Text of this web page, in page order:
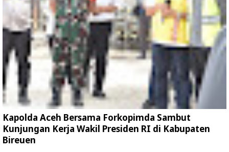
Kapolda Aceh Bersama Forkopimda Sambut
Kunjungan Kerja Wakil Presiden RI di Kabupaten
Bireuen